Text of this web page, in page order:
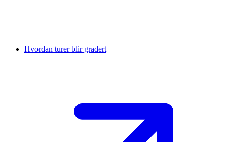
Hvordan turer blir gradert